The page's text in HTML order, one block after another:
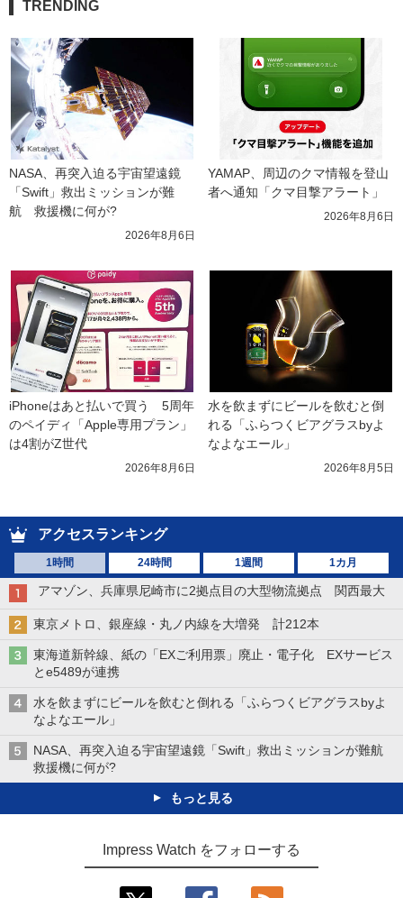
TRENDING
NASA、再突入迫る宇宙望遠鏡
「Swift」救出ミッションが難
航　救援機に何が?
2026年8月6日
YAMAP、周辺のクマ情報を登山
者へ通知「クマ目撃アラート」
2026年8月6日
iPhoneはあと払いで買う　5周年
のペイディ「Apple専用プラン」
は4割がZ世代
2026年8月6日
水を飲まずにビールを飲むと倒
れる「ふらつくビアグラスbyよ
なよなエール」
2026年8月5日
アクセスランキング
1時間 24時間 1週間 1カ月
アマゾン、兵庫県尼崎市に2拠点目の大型物流拠点 関西最大
東京メトロ、銀座線・丸ノ内線を大増発 計212本
東海道新幹線、紙の「EXご利用票」廃止・電子化 EXサービス
とe5489が連携
水を飲まずにビールを飲むと倒れる「ふらつくビアグラスbyよ
なよなエール」
NASA、再突入迫る宇宙望遠鏡「Swift」救出ミッションが難航
救援機に何が?
もっと見る
Impress Watch をフォローする